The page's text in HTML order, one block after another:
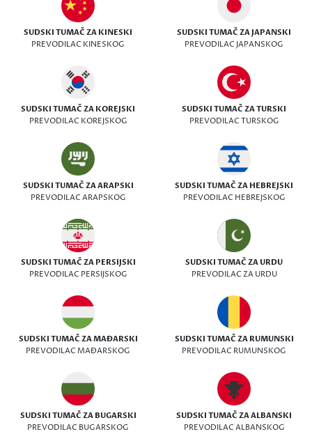
SUDSKI TUMAČ ZA KINESKI
PREVODILAC KINESKOG
SUDSKI TUMAČ ZA JAPANSKI
PREVODILAC JAPANSKOG
SUDSKI TUMAČ ZA KOREJSKI
PREVODILAC KOREJSKOG
SUDSKI TUMAČ ZA TURSKI
PREVODILAC TURSKOG
SUDSKI TUMAČ ZA ARAPSKI
PREVODILAC ARAPSKOG
SUDSKI TUMAČ ZA HEBREJSKI
PREVODILAC HEBREJSKOG
SUDSKI TUMAČ ZA PERSIJSKI
PREVODILAC PERSIJSKOG
SUDSKI TUMAČ ZA URDU
PREVODILAC ZA URDU
SUDSKI TUMAČ ZA MAĐARSKI
PREVODILAC MAĐARSKOG
SUDSKI TUMAČ ZA RUMUNSKI
PREVODILAC RUMUNSKOG
SUDSKI TUMAČ ZA BUGARSKI
PREVODILAC BUGARSKOG
SUDSKI TUMAČ ZA ALBANSKI
PREVODILAC ALBANSKOG